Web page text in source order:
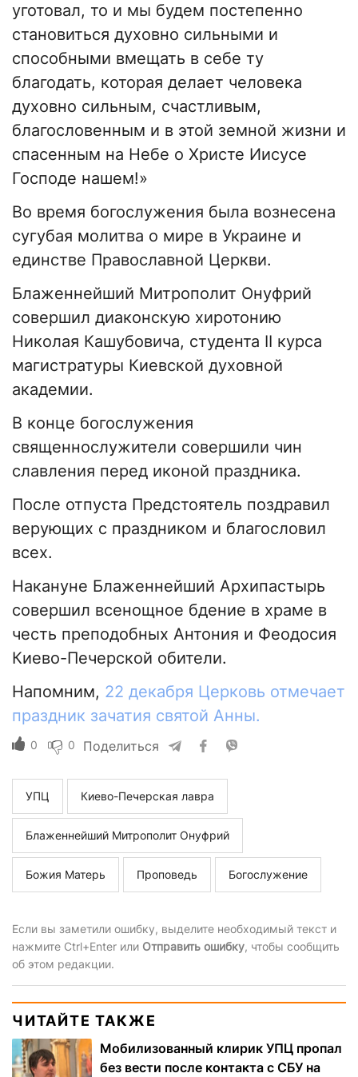
уготовал, то и мы будем постепенно
становиться духовно сильными и
способными вмещать в себе ту
благодать, которая делает человека
духовно сильным, счастливым,
благословенным и в этой земной жизни и
спасенным на Небе о Христе Иисусе
Господе нашем!»
Во время богослужения была вознесена
сугубая молитва о мире в Украине и
единстве Православной Церкви.
Блаженнейший Митрополит Онуфрий
совершил диаконскую хиротонию
Николая Кашубовича, студента II курса
магистратуры Киевской духовной
академии.
В конце богослужения
священнослужители совершили чин
славления перед иконой праздника.
После отпуста Предстоятель поздравил
верующих с праздником и благословил
всех.
Накануне Блаженнейший Архипастырь
совершил всенощное бдение в храме в
честь преподобных Антония и Феодосия
Киево-Печерской обители.
Напомним, 22 декабря Церковь отмечает
праздник зачатия святой Анны.
0 0 Поделиться
УПЦ Киево-Печерская лавра
Блаженнейший Митрополит Онуфрий
Божия Матерь Проповедь Богослужение
Если вы заметили ошибку, выделите необходимый текст и
нажмите Ctrl+Enter или Отправить ошибку, чтобы сообщить
об этом редакции.
ЧИТАЙТЕ ТАКЖЕ
Мобилизованный клирик УПЦ пропал
без вести после контакта с СБУ на